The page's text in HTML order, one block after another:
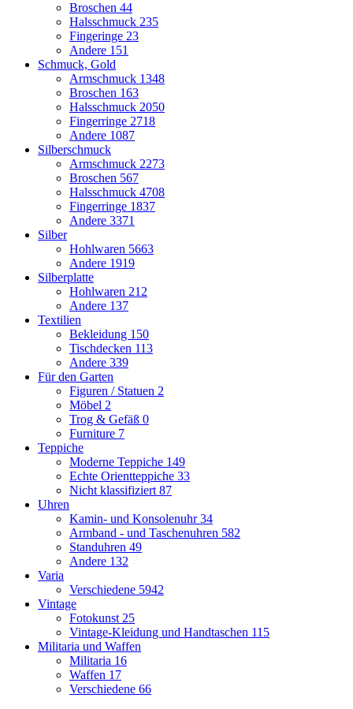
Broschen 44
Halsschmuck 235
Fingeringe 23
Andere 151
Schmuck, Gold
Armschmuck 1348
Broschen 163
Halsschmuck 2050
Fingerringe 2718
Andere 1087
Silberschmuck
Armschmuck 2273
Broschen 567
Halsschmuck 4708
Fingerringe 1837
Andere 3371
Silber
Hohlwaren 5663
Andere 1919
Silberplatte
Hohlwaren 212
Andere 137
Textilien
Bekleidung 150
Tischdecken 113
Andere 339
Für den Garten
Figuren / Statuen 2
Möbel 2
Trog & Gefäß 0
Furniture 7
Teppiche
Moderne Teppiche 149
Echte Orientteppiche 33
Nicht klassifiziert 87
Uhren
Kamin- und Konsolenuhr34
Armband - und Taschenuhren 582
Standuhren 49
Andere 132
Varia
Verschiedene 5942
Vintage
Fotokunst 25
Vintage-Kleidung und Handtaschen 115
Militaria und Waffen
Militaria 16
Waffen 17
Verschiedene 66